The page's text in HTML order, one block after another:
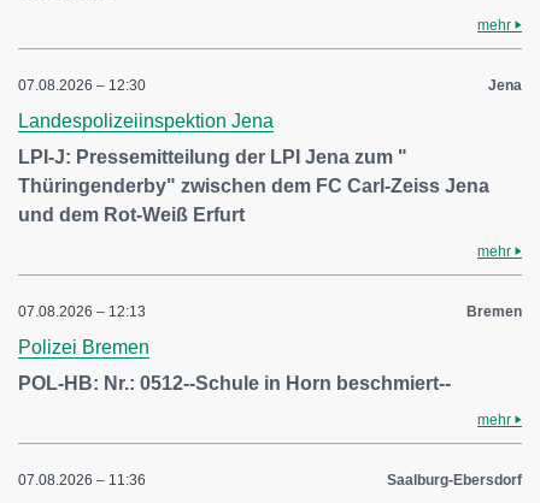
mehr
07.08.2026 – 12:30 Jena
Landespolizeiinspektion Jena
LPI-J: Pressemitteilung der LPI Jena zum "
Thüringenderby" zwischen dem FC Carl-Zeiss Jena
und dem Rot-Weiß Erfurt
mehr
07.08.2026 – 12:13 Bremen
Polizei Bremen
POL-HB: Nr.: 0512--Schule in Horn beschmiert--
mehr
07.08.2026 – 11:36 Saalburg-Ebersdorf